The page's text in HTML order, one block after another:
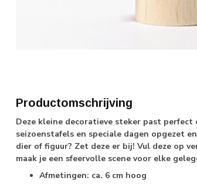
Productomschrijving
Deze kleine decoratieve steker past
seizoenstafels en speciale dagen opgezet
dier of figuur? Zet deze er bij! Vul deze op
maak je een sfeervolle scene voor elke
Afmetingen: ca. 6 cm hoog